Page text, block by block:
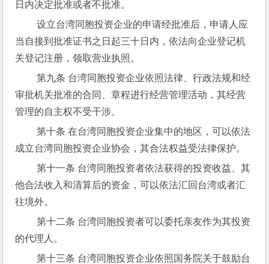
日内决定批准或者不批准。
设立台湾同胞投资企业的申请经批准后，申请人应
当自接到批准证书之日起三十日内，依法向企业登记机
关登记注册，领取营业执照。
第九条 台湾同胞投资企业依照法律、行政法规和经
审批机关批准的合同、章程进行经营管理活动，其经营
管理的自主权不受干涉。
第十条 在台湾同胞投资企业集中的地区，可以依法
成立台湾同胞投资企业协会，其合法权益受法律保护。
第十一条 台湾同胞投资者依法获得的投资收益、其
他合法收入和清算后的资金，可以依法汇回台湾或者汇
往境外。
第十二条 台湾同胞投资者可以委托亲友作为其投资
的代理人。
第十三条 台湾同胞投资企业依照国务院关于鼓励台